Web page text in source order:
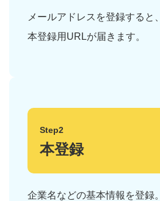
メールアドレスを登録すると、
本登録用URLが届きます。
Step2
本登録
企業名などの基本情報を登録。